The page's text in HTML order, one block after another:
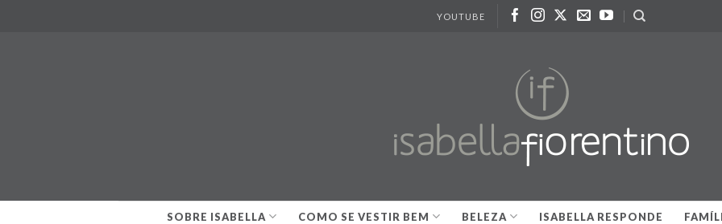
YOUTUBE
SOBRE ISABELLA COMO SE VESTIR BEM BELEZA ISABELLA RESPONDE